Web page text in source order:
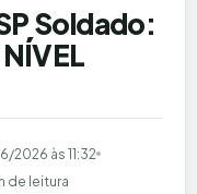
Soldado:
2026 às 11:32
de leitura